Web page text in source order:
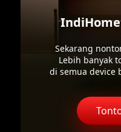
Sekarang
Lebih banyak
di semua device